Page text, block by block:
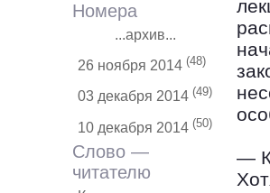
Номера
...архив...
26 ноября 2014 (48)
03 декабря 2014 (49)
10 декабря 2014 (50)
Слово —
читателю
—